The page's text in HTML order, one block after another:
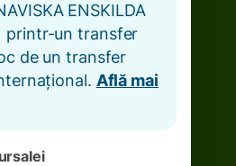
ENSKILDA
printr-un transfer
de un transfer
Află mai